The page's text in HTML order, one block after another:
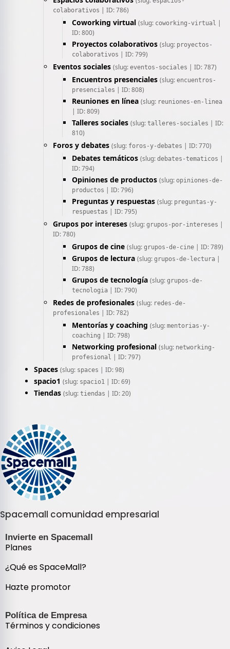
colaborativos | ID: 786)
Coworking virtual (slug: coworking-virtual |
ID: 800)
Proyectos colaborativos (slug: proyectos-
colaborativos | ID: 799)
Eventos sociales (slug: eventos-sociales | ID: 787)
Encuentros presenciales (slug: encuentros-
presenciales | ID: 808)
Reuniones en línea (slug: reuniones-en-linea
| ID: 809)
Talleres sociales (slug: talleres-sociales | ID:
810)
Foros y debates (slug: foros-y-debates | ID: 770)
Debates temáticos (slug: debates-tematicos |
ID: 794)
Opiniones de productos (slug: opiniones-de-
productos | ID: 796)
Preguntas y respuestas (slug: preguntas-y-
respuestas | ID: 795)
Grupos por intereses (slug: grupos-por-intereses |
ID: 780)
Grupos de cine (slug: grupos-de-cine | ID: 789)
Grupos de lectura (slug: grupos-de-lectura |
ID: 788)
Grupos de tecnología (slug: grupos-de-
tecnologia | ID: 790)
Redes de profesionales (slug: redes-de-
profesionales | ID: 782)
Mentorías y coaching (slug: mentorias-y-
coaching | ID: 798)
Networking profesional (slug: networking-
profesional | ID: 797)
Spaces (slug: spaces | ID: 98)
spacio1 (slug: spacio1 | ID: 69)
Tiendas (slug: tiendas | ID: 20)
Spacemall comunidad empresarial
Invierte en Spacemall
Planes
¿Qué es SpaceMall?
Hazte promotor
Política de Empresa
Términos y condiciones